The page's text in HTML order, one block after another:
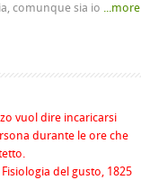
comunque sia io ...more
vuol dire incaricarsi
durante le ore che
del gusto, 1825